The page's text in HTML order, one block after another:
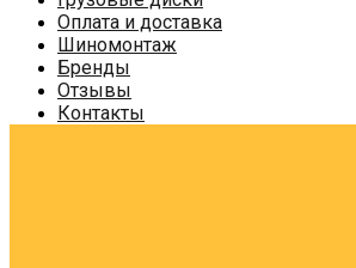
Оплата и доставка
Шиномонтаж
Бренды
Отзывы
Контакты